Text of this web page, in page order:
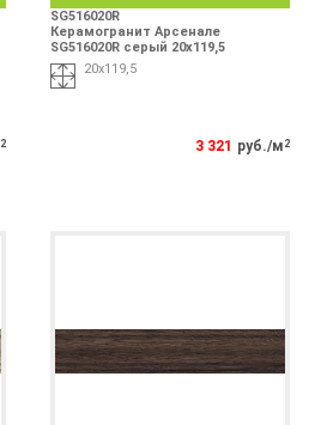
2
SG516020R
Керамогранит Арсенале
SG516020R серый 20x119,5
20x119,5
3 321 руб./м 2